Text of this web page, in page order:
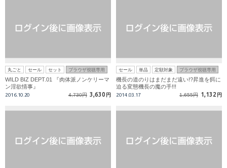
丸ごと セール セット ブラウザ視聴専用
WILD BIZ DEPT.01 『肉体派ノンケリーマ
ン淫欲情事』
2016.10.20 4,730円 3,630 円
セール 単品 定額対象 ブラウザ視聴専用
機長の道のりはまだまだ遠い!?昇進を餌に
迫る変態機長の魔の手!!!
2014.03.17 1,655円 1,132 円